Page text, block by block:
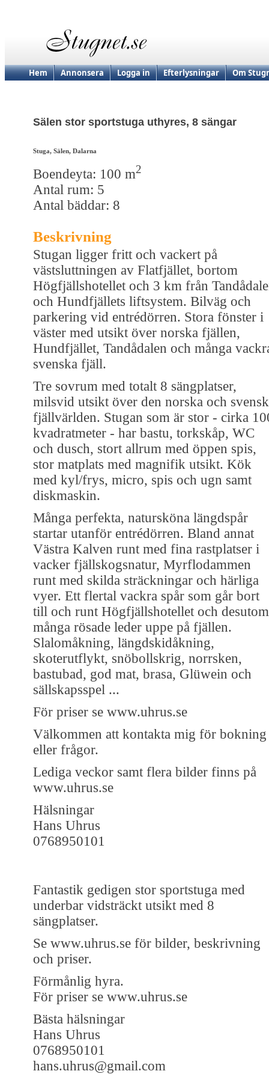
Hem Annonsera Logga in Efterlysningar Om
Sälen stor sportstuga uthyres, 8 sängar
Stuga, Sälen, Dalarna
Boendeyta: 100 m2
Antal rum: 5
Antal bäddar: 8
Beskrivning
Stugan ligger fritt och vackert på
västsluttningen av Flatfjället, bortom
Högfjällshotellet och 3 km från
och Hundfjällets liftsystem. Bilväg och
parkering vid entrédörren. Stora fönster i
väster med utsikt över norska fjällen,
Hundfjället, Tandådalen och många
svenska fjäll.
Tre sovrum med totalt 8 sängplatser,
milsvid utsikt över den norska och
fjällvärlden. Stugan som är stor - cirka
kvadratmeter - har bastu, torkskåp, WC
och dusch, stort allrum med öppen spis,
stor matplats med magnifik utsikt. Kök
med kyl/frys, micro, spis och ugn samt
diskmaskin.
Många perfekta, natursköna längdspår
startar utanför entrédörren. Bland annat
Västra Kalven runt med fina rastplatse​r i
vacker fjällskogsnatur, Myrflodamm​en
runt med skilda sträckning​ar och härliga
vyer. Ett flertal vackra spår som går bort
till och runt Högfjällshotellet och desutom
många rösade leder uppe på fjällen.
Slalomåkning, längdskidåkning,
skoterutflykt, snöbollskrig, norrsken,
bastubad, god mat, brasa, Glüwein och
sällskapsspel ...
För priser se www.uhrus.se
Välkommen att kontakta mig för bokning
eller frågor.
Lediga veckor samt flera bilder finns på
www.uhrus.se
Hälsningar
Hans Uhrus
0768950101
Fantastik gedigen stor sportstuga med
underbar vidsträckt utsikt med 8
sängplatser.
Se www.uhrus.se för bilder, beskrivning
och priser.
Förmånlig hyra.
För priser se www.uhrus.se
Bästa hälsningar
Hans Uhrus
0768950101
hans.uhrus@gmail.com